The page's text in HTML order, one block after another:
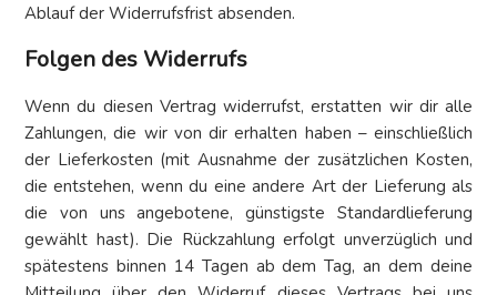
Ablauf der Widerrufsfrist absenden.
Folgen des Widerrufs
Wenn du diesen Vertrag widerrufst, erstatten wir dir alle
Zahlungen, die wir von dir erhalten haben – einschließlich
der Lieferkosten (mit Ausnahme der zusätzlichen Kosten,
die entstehen, wenn du eine andere Art der Lieferung als
die von uns angebotene, günstigste Standardlieferung
gewählt hast). Die Rückzahlung erfolgt unverzüglich und
spätestens binnen 14 Tagen ab dem Tag, an dem deine